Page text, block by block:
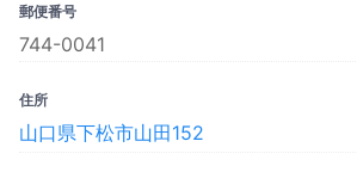
郵便番号
744-0041
住所
山口県下松市山田152